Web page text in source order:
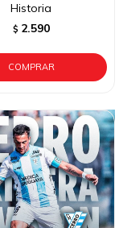
Historia
$ 2.590